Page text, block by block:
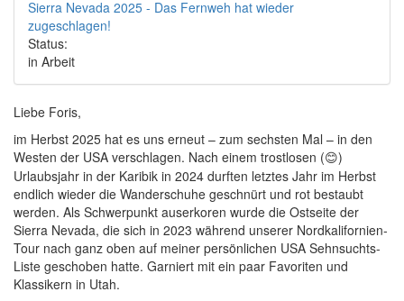
Sierra Nevada 2025 - Das Fernweh hat wieder
zugeschlagen!
Status:
in Arbeit
Liebe Foris,
im Herbst 2025 hat es uns erneut – zum sechsten Mal – in den
Westen der USA verschlagen. Nach einem trostlosen (😊)
Urlaubsjahr in der Karibik in 2024 durften letztes Jahr im Herbst
endlich wieder die Wanderschuhe geschnürt und rot bestaubt
werden. Als Schwerpunkt auserkoren wurde die Ostseite der
Sierra Nevada, die sich in 2023 während unserer Nordkalifornien-
Tour nach ganz oben auf meiner persönlichen USA Sehnsuchts-
Liste geschoben hatte. Garniert mit ein paar Favoriten und
Klassikern in Utah.